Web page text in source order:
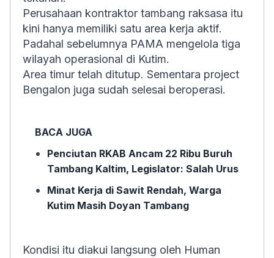
Perusahaan kontraktor tambang raksasa itu
kini hanya memiliki satu area kerja aktif.
Padahal sebelumnya PAMA mengelola tiga
wilayah operasional di Kutim.
Area timur telah ditutup. Sementara project
Bengalon juga sudah selesai beroperasi.
BACA JUGA
Penciutan RKAB Ancam 22 Ribu Buruh
Tambang Kaltim, Legislator: Salah Urus
Minat Kerja di Sawit Rendah, Warga
Kutim Masih Doyan Tambang
Kondisi itu diakui langsung oleh Human